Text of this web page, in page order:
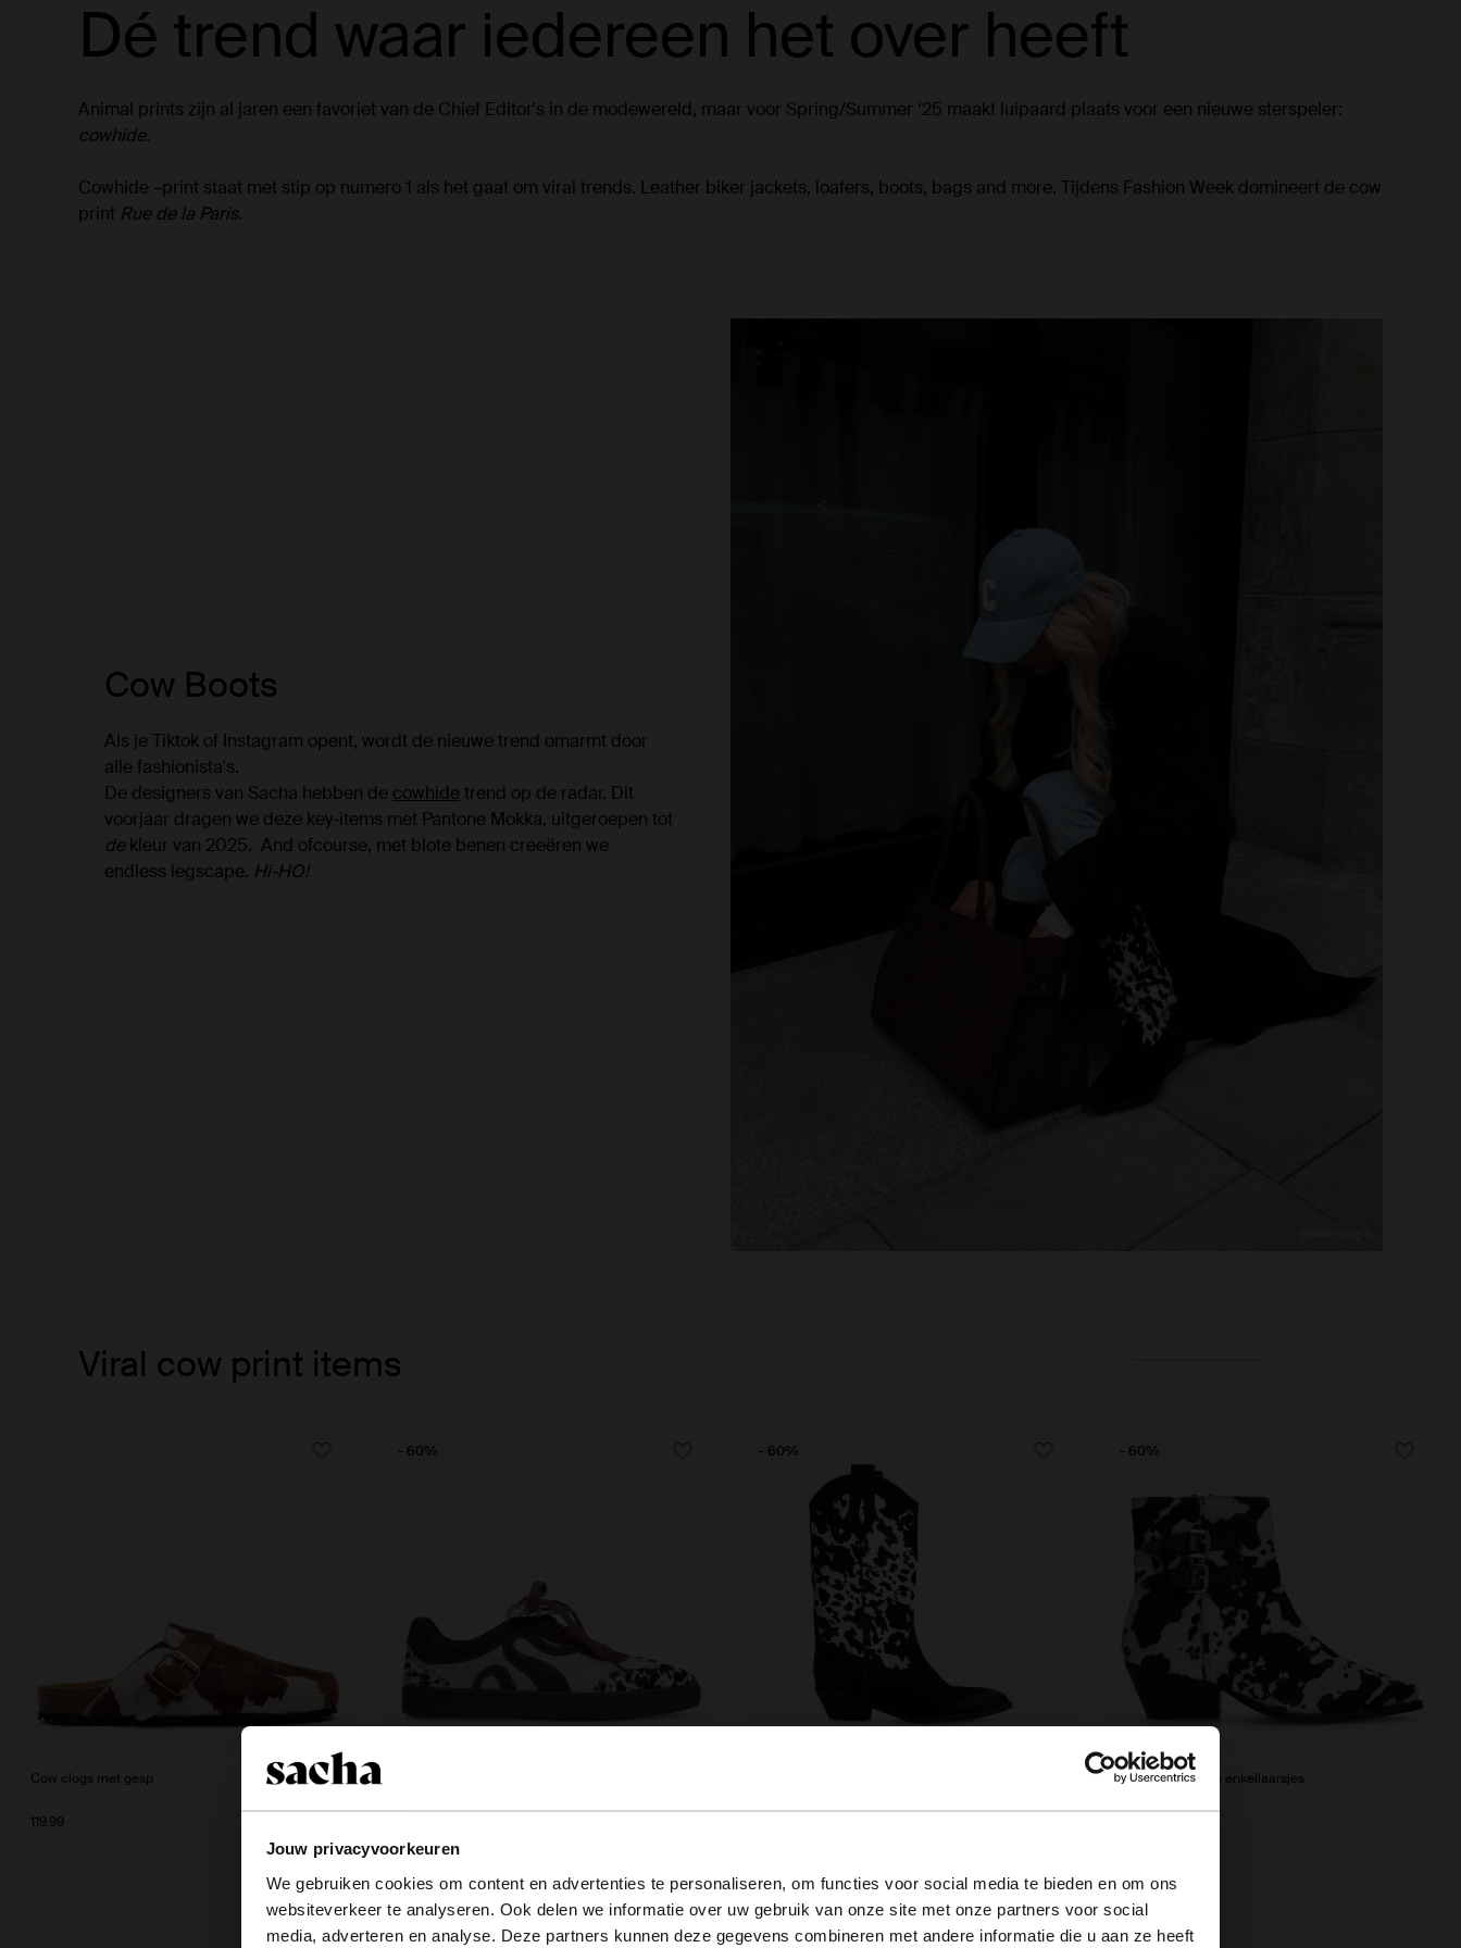
Jouw privacyvoorkeuren
We gebruiken cookies om content en advertenties te personaliseren, om functies voor social media te bieden en om ons
websiteverkeer te analyseren. Ook delen we informatie over uw gebruik van onze site met onze partners voor social
media, adverteren en analyse. Deze partners kunnen deze gegevens combineren met andere informatie die u aan ze heeft
Dé trend waar iedereen het over heeft
Animal prints zijn al jaren een favoriet van de Chief Editor's in de modewereld, maar voor Spring/Summer ‘25 maakt luipaard plaats voor een nieuwe sterspeler:
cowhide.
Cowhide –print staat met stip op numero 1 als het gaat om viral trends. Leather biker jackets, loafers, boots, bags and more. Tijdens Fashion Week domineert de cow
print Rue de la Paris.
Cow Boots
Als je Tiktok of Instagram opent, wordt de nieuwe trend omarmt door
alle fashionista's.
De designers van Sacha hebben de cowhidetrend op de radar. Dit
voorjaar dragen we deze key-items met Pantone Mokka, uitgeroepen tot
dekleur van 2025. And ofcourse, met blote benen creeëren we
endless legscape. Hi-HO!
Viral cow print items
Cow clogs met gesp
119.99
- 60% - 60%
Cow print western enkellaarsjes
- 60%
View this website in English?
It looks like your language isn't Dutch. Would you like to